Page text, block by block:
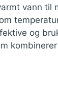
vann til
og